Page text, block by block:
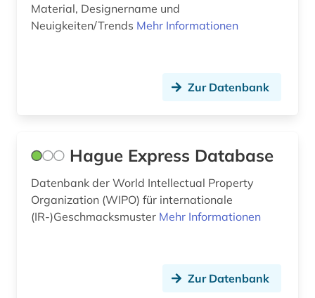
marketing (2)
moderne sprachen (2)
modetrend (1)
museologie (1)
Material, Designername und
Neuigkeiten/Trends Mehr Informationen
Zur Datenbank
Hague Express Database
Datenbank der World Intellectual Property
Organization (WIPO) für internationale
(IR-)Geschmacksmuster Mehr Informationen
Zur Datenbank